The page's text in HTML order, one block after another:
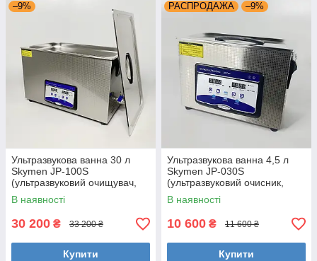
–9%
Ультразвукова ванна 30 л
Skymen JP-100S
(ультразвуковий очищувач,
ультразвукова мийка зі
зливом)
В наявності
30 200 ₴ 33 200 ₴
Купити
РАСПРОДАЖА –9%
Ультразвукова ванна 4,5 л
Skymen JP-030S
(ультразвуковий очисник,
мийка ультразвукова)
В наявності
10 600 ₴ 11 600 ₴
Купити